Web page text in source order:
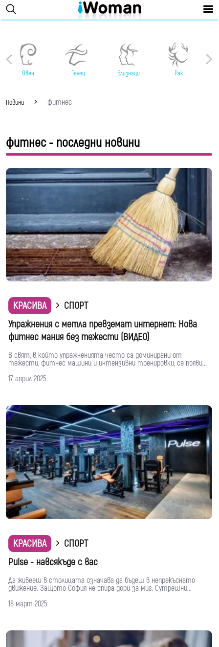
Овен Телец Близнаци Рак
Новини фитнес
фитнес - последни новини
КРАСИВА
СПОРТ
Упражнения с метла превземат интернет: Нова
фитнес мания без тежести (ВИДЕО)
В свят, в който упражненията често са доминирани от
тежести, фитнес машини и интензивни тренировки, се появи...
17 април 2025
КРАСИВА
СПОРТ
Pulse - навсякъде с вас
Да живееш в столицата означава да бъдеш в непрекъснато
движение. Защото София не спира дори за миг. Сутрешни...
18 март 2025